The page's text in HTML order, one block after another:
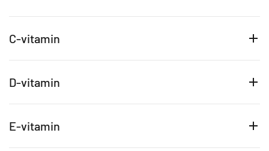
C-vitamin
D-vitamin
E-vitamin